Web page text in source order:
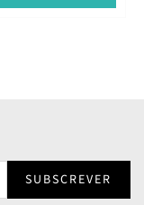
SUBSCREVER